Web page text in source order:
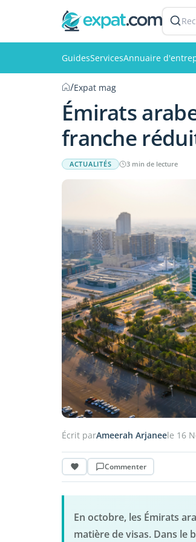
GuidesServicesAnnuaire
/Expat mag
Émirats
franche
ACTUALITÉS 3 min de lecture
Écrit parAmeerah Arjaneele 16
Commenter
En octobre, les Émirats
matière de visas. Dans le